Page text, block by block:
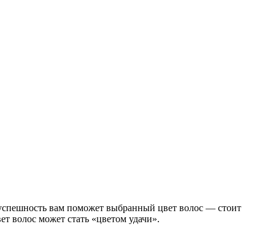
вам поможет выбранный цвет волос — стоит
волос может стать «цветом удачи».